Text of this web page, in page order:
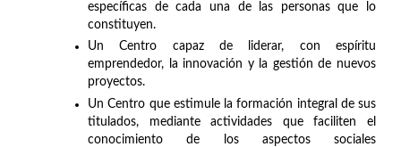
específicas de cada una de las personas que lo
constituyen.
Un Centro capaz de liderar, con espíritu
emprendedor, la innovación y la gestión de nuevos
proyectos.
Un Centro que estimule la formación integral de sus
titulados, mediante actividades que faciliten el
conocimiento de los aspectos sociales